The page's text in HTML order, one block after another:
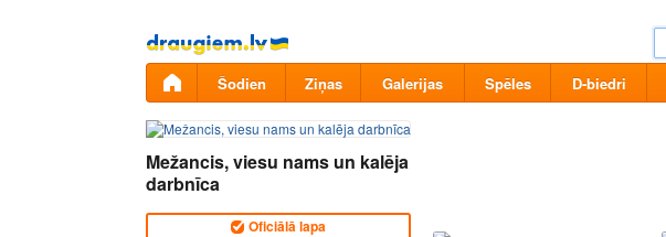
Pāriet
uz
saturu
Šodien Ziņas Galerijas Spēles D-biedri
Mežancis, viesu nams un kalēja
darbnīca
Oficiālā lapa